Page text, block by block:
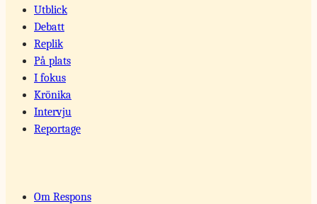
Utblick
Debatt
Replik
På plats
I fokus
Krönika
Intervju
Reportage
Om Respons